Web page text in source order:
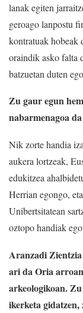
lanak egiten
geroago lanpostu
kontratuak hobeak
oraindik asko falta
batzuetan duten
Zu gaur egun
nabarmenagoa
Nik zorte handia
aukera lortzeak,
edukitzea
Herrian egongo,
Unibertsitatean
oztopo handiak
Aranzadi
ari da Oria
arkeologikoan.
ikerketa gidatzen,